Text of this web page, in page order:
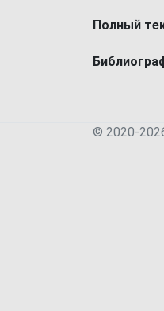
Полный
© 2020-